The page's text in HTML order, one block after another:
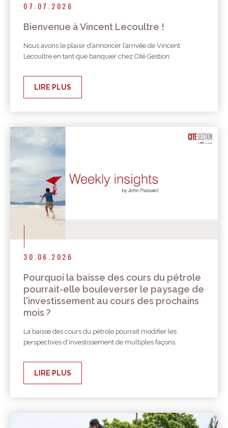
07.07.2026
Bienvenue à Vincent Lecoultre !
Nous avons le plaisir d’annoncer l’arrivée de Vincent
Lecoultre en tant que banquier chez Cité Gestion.
LIRE PLUS
30.06.2026
Pourquoi la baisse des cours du pétrole
pourrait-elle bouleverser le paysage de
l'investissement au cours des prochains
mois ?
La baisse des cours du pétrole pourrait modifier les
perspectives d'investissement de multiples façons.
LIRE PLUS